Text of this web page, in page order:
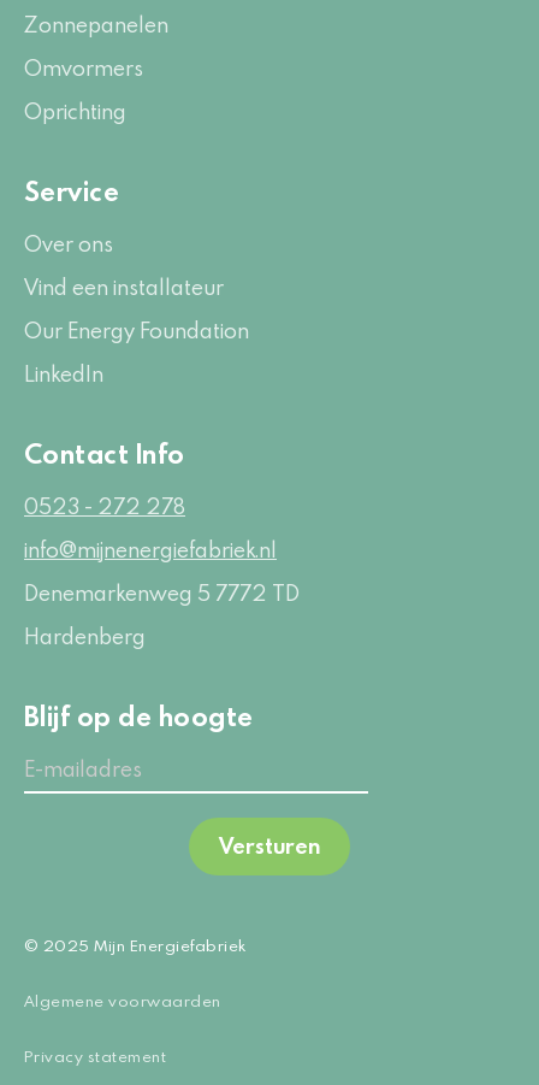
Zonnepanelen
Omvormers
Oprichting
Service
Over ons
Vind een installateur
Our Energy Foundation
LinkedIn
Contact Info
0523 - 272 278
info@mijnenergiefabriek.nl
Denemarkenweg 5 7772 TD
Hardenberg
Blijf op de hoogte
Versturen
© 2025 Mijn Energiefabriek
Algemene voorwaarden
Privacy statement